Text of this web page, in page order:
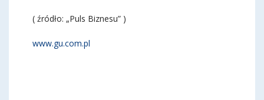
( źródło: „Puls Biznesu” )
www.gu.com.pl